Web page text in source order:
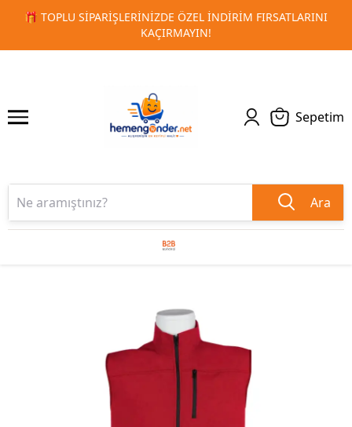
FIRSATLARINI
🚀 KURUMSAL PROMOSYON VE MATBAA
1 2
Sepetim
Ara